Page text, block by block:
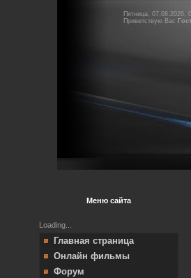
Пятница, 07.08.2026,
Приветствую Вас
Меню сайта
Loading...
Главная страница
Онлайн фильмы
Форум